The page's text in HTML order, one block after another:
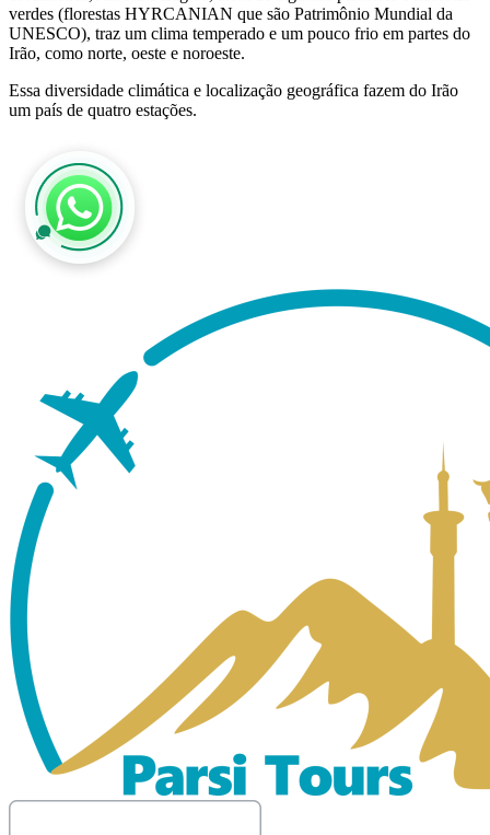
verdes (florestas HYRCANIAN que são Patrimônio Mundial da
UNESCO), traz um clima temperado e um pouco frio em partes do
Irão, como norte, oeste e noroeste.
Essa diversidade climática e localização geográfica fazem do Irão
um país de quatro estações.